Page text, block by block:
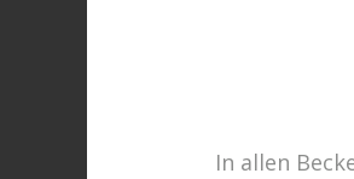
In allen